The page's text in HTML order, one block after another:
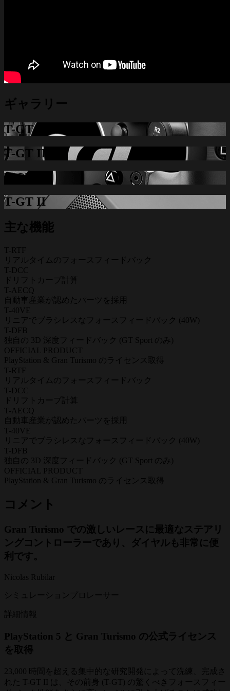
ギャラリー
T-GT II
T-GT II
T-GT II
T-GT II
主な機能
T-RTF
リアルタイムのフォースフィードバック
T-DCC
ドリフトカーブ計算
T-AECQ
自動車産業が認めたパーツを採用
T-40VE
リニアでブラシレスなフォースフィードバック (40W)
T-DFB
独自の 3D 深度フィードバック (GT Sport のみ)
OFFICIAL PRODUCT
PlayStation & Gran Turismo のライセンス取得
T-RTF
リアルタイムのフォースフィードバック
T-DCC
ドリフトカーブ計算
T-AECQ
自動車産業が認めたパーツを採用
T-40VE
リニアでブラシレスなフォースフィードバック (40W)
T-DFB
独自の 3D 深度フィードバック (GT Sport のみ)
OFFICIAL PRODUCT
PlayStation & Gran Turismo のライセンス取得
コメント
Gran Turismo での激しいレースに最適なステアリ
ングコントローラーであり、ダイヤルも非常に便
利です。
Nicolas Rubilar
シミュレーションプロレーサー
詳細情報
PlayStation 5 と Gran Turismo の公式ライセンス
を取得
23,000 時間を超える集中的な研究開発によって洗練、完成さ
れた T-GT II は、その前身 (T-GT) の驚くべきフォースフィー